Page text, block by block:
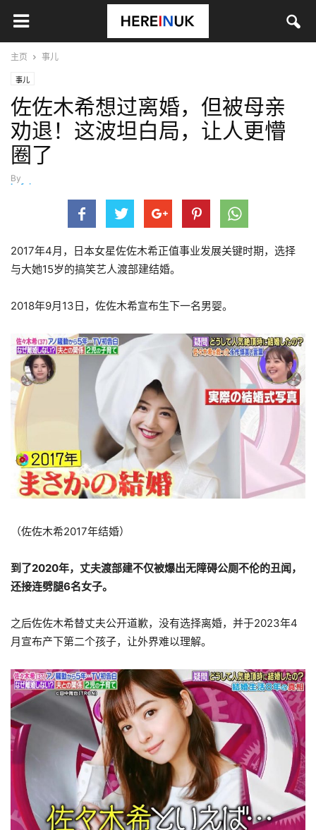
主页 事儿
事儿
佐佐木希想过离婚，但被母亲
劝退！这波坦白局，让人更懵
圈了
By
hefei
2017年4月，日本女星佐佐木希正值事业发展关键时期，选择
与大她15岁的搞笑艺人渡部建结婚。
2018年9月13日，佐佐木希宣布生下一名男婴。
（佐佐木希2017年结婚）
到了2020年，丈夫渡部建不仅被爆出无障碍公厕不伦的丑闻，
还接连劈腿6名女子。
之后佐佐木希替丈夫公开道歉，没有选择离婚，并于2023年4
月宣布产下第二个孩子，让外界难以理解。